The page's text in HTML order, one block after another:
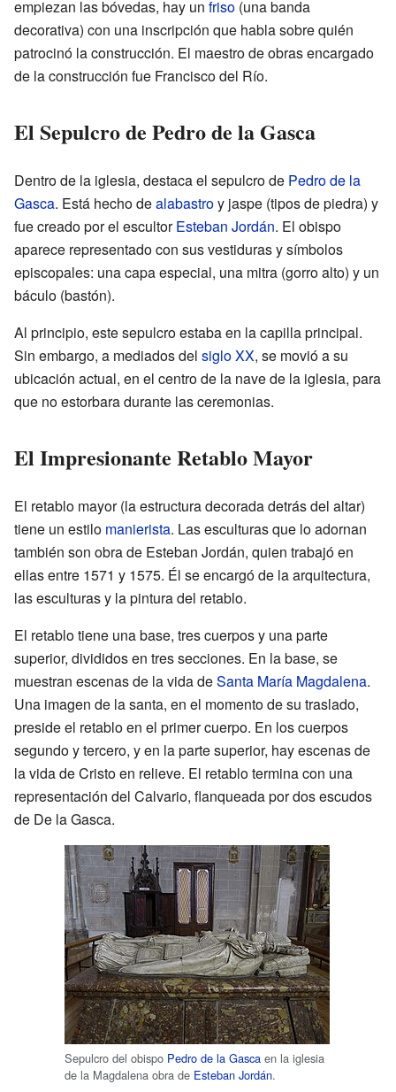
empiezan las bóvedas, hay un friso (una banda
decorativa) con una inscripción que habla sobre quién
patrocinó la construcción. El maestro de obras encargado
de la construcción fue Francisco del Río.
El Sepulcro de Pedro de la Gasca
Dentro de la iglesia, destaca el sepulcro de Pedro de la
Gasca. Está hecho dealabastroy jaspe (tipos de piedra) y
fue creado por el escultorEsteban Jordán. El obispo
aparece representado con sus vestiduras y símbolos
episcopales: una capa especial, una mitra (gorro alto) y un
báculo (bastón).
Al principio, este sepulcro estaba en la capilla principal.
Sin embargo, a mediados del siglo XX, se movió a su
ubicación actual, en el centro de la nave de la iglesia, para
que no estorbara durante las ceremonias.
El Impresionante Retablo Mayor
El retablo mayor (la estructura decorada detrás del altar)
tiene un estilo manierista. Las esculturas que lo adornan
también son obra de Esteban Jordán, quien trabajó en
ellas entre 1571 y 1575. Él se encargó de la arquitectura,
las esculturas y la pintura del retablo.
El retablo tiene una base, tres cuerpos y una parte
superior, divididos en tres secciones. En la base, se
muestran escenas de la vida deSanta María Magdalena.
Una imagen de la santa, en el momento de su traslado,
preside el retablo en el primer cuerpo. En los cuerpos
segundo y tercero, y en la parte superior, hay escenas de
la vida de Cristo en relieve. El retablo termina con una
representación del Calvario, flanqueada por dos escudos
de De la Gasca.
Sepulcro del obispo Pedro de la Gasca en la iglesia
de la Magdalena obra de Esteban Jordán.